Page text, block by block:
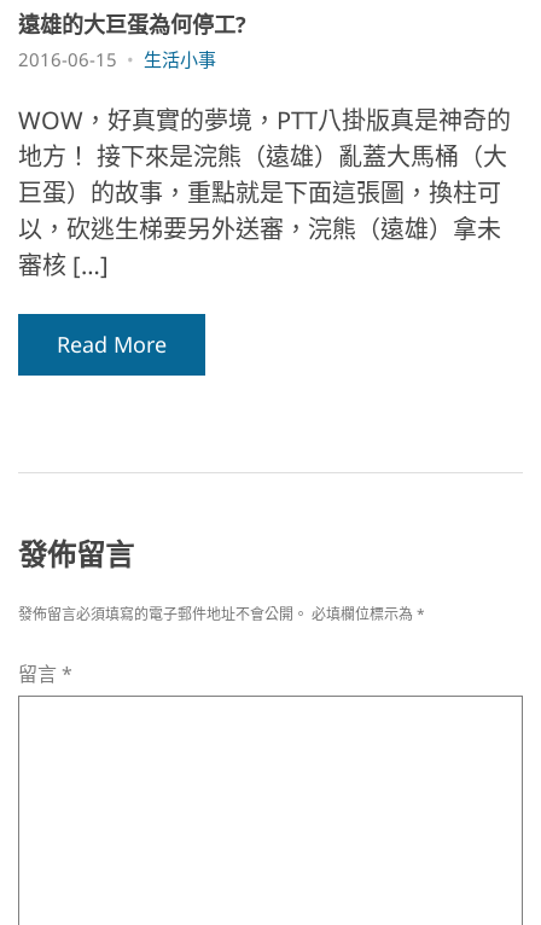
遠雄的大巨蛋為何停工?
2016-06-15 生活小事
WOW，好真實的夢境，PTT八掛版真是神奇的
地方！ 接下來是浣熊（遠雄）亂蓋大馬桶（大
巨蛋）的故事，重點就是下面這張圖，換柱可
以，砍逃生梯要另外送審，浣熊（遠雄）拿未
審核 […]
Read More
發佈留言
發佈留言必須填寫的電子郵件地址不會公開。 必填欄位標示為 *
留言*